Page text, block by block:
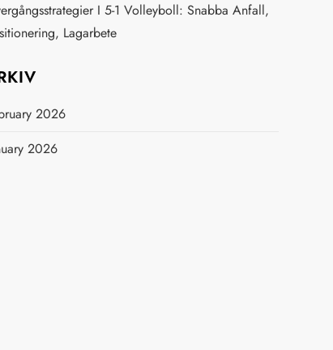
I 5-1 Volleyboll: Snabba Anfall,
Lagarbete
2026
2026